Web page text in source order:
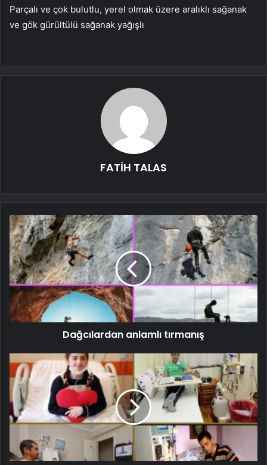
Parçalı ve çok bulutlu, yerel olmak üzere aralıklı sağanak
ve gök gürültülü sağanak yağışlı
FATİH TALAS
Dağcılardan anlamlı tırmanış